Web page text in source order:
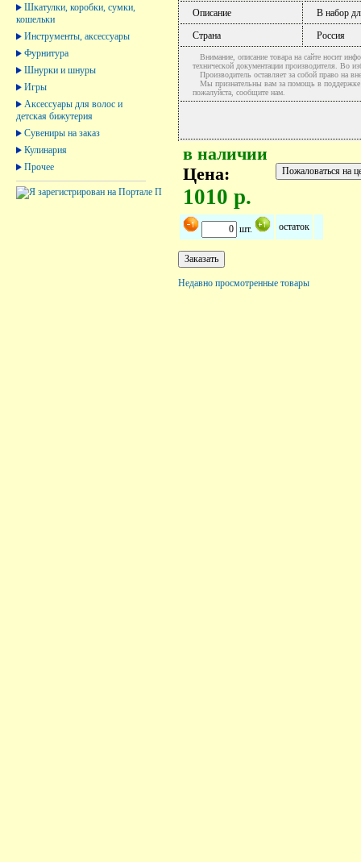
Шкатулки, коробки, сумки,
кошельки
Инструменты, аксессуары
Фурнитура
Шнурки и шнуры
Игры
Аксессуары для волос и
детская бижутерия
Сувениры на заказ
Кулинария
Прочее
Описание
В набор
Страна
Россия
Внимание, описание товара на сайте носит
технической документации производителя. Во
Производитель оставляет за собой право на
Мы признательны вам за помощь в поддержке
пожалуйста, сообщите нам.
в наличии
Цена:
1010 р.
шт. остаток
Недавно просмотренные товары